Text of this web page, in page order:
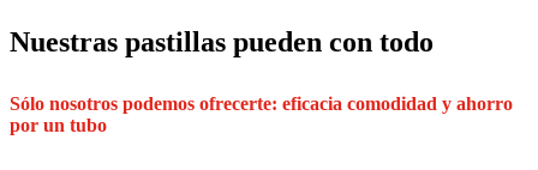
Nuestras pastillas pueden con todo
Sólo nosotros podemos ofrecerte: eficacia comodidad y ahorro
por un tubo